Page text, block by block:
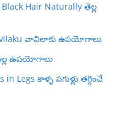
Hair Naturally తెల్ల
వావిలాకు ఉపయోగాలు
ఉపయోగాలు
Legs కాళ్ళ పగుళ్లు తగ్గించే